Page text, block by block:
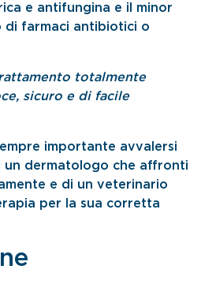
e antifungina e il minor
di farmaci antibiotici o
totalmente
sicuro e di facile
importante avvalersi
un dermatologo che affronti
e di un veterinario
per la sua corretta